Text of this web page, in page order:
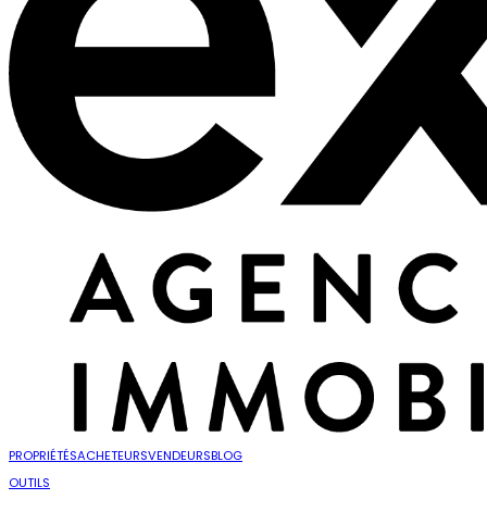
PROPRIÉTÉSACHETEURSVENDEURSBLOG
OUTILS